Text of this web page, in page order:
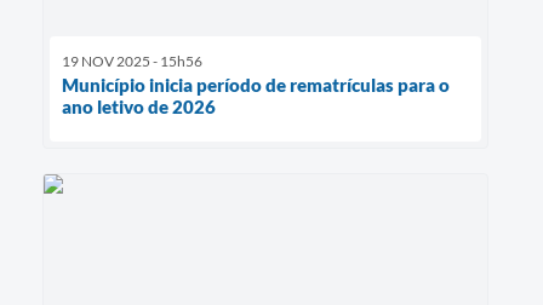
19 NOV 2025 - 15h56
Município inicia período de rematrículas para o
ano letivo de 2026